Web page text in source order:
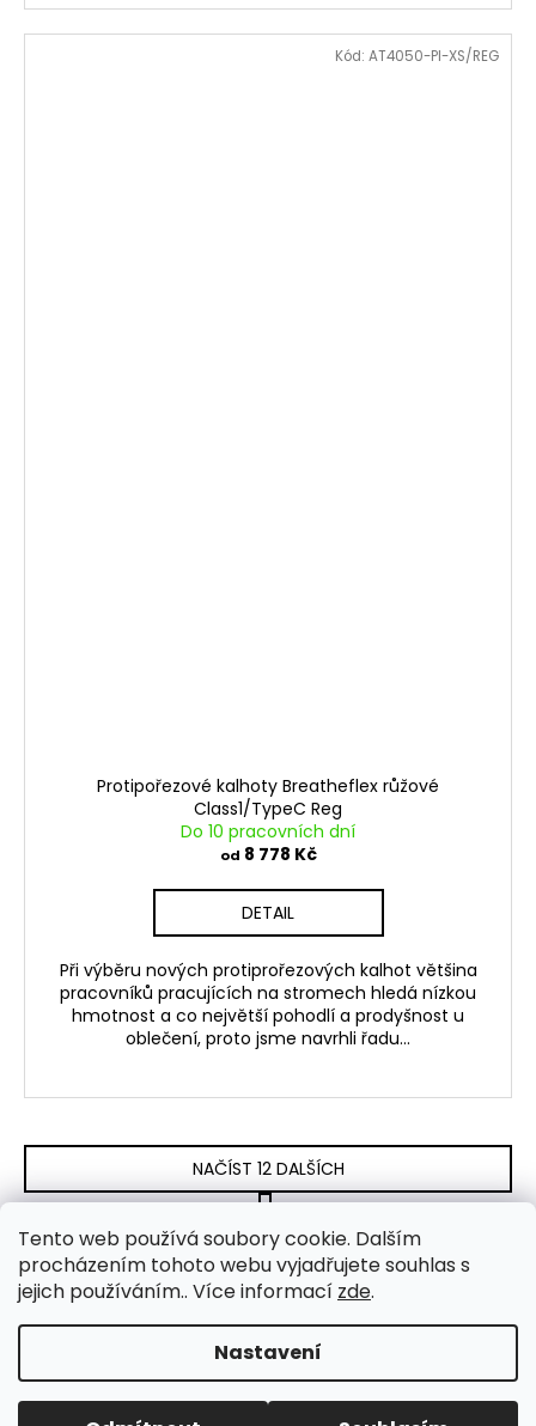
Tento web používá soubory cookie. Dalším
procházením tohoto webu vyjadřujete souhlas s
jejich používáním.. Více informací zde.
Nastavení
Protipořezové kalhoty Breatheflex růžové
Class1/TypeC Reg
Do 10 pracovních dní
od 8 778 Kč
DETAIL
Při výběru nových protiprořezových kalhot většina
pracovníků pracujících na stromech hledá nízkou
hmotnost a co největší pohodlí a prodyšnost u
oblečení, proto jsme navrhli řadu...
Kód: AT4050-PI-XS/REG
O
v
l
á
d
a
c
NAČÍST 12 DALŠÍCH
S
r
á
n
v
á
n
88položek celkem
NAHORU
á
Copyright 2026Vybavení pro arboristiku. Všechna